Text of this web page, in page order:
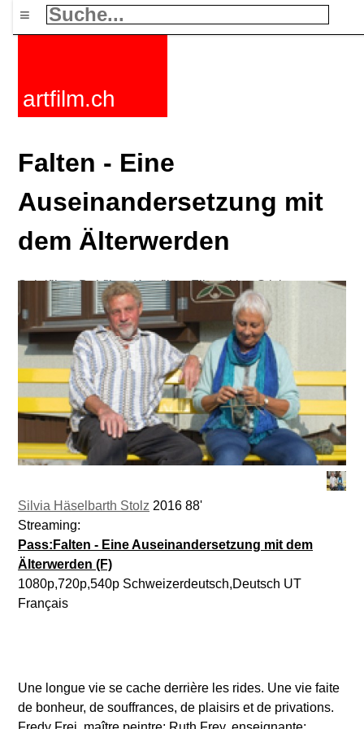
≡
artfilm.ch
Falten - Eine
Auseinandersetzung mit
dem Älterwerden
Silvia Häselbarth Stolz 2016 88'
Streaming:
Pass:Falten - Eine Auseinandersetzung mit dem
Älterwerden (F)
1080p,720p,540p Schweizerdeutsch,Deutsch UT
Français
Une longue vie se cache derrière les rides. Une vie faite
de bonheur, de souffrances, de plaisirs et de privations.
Spielfilme Dokfilme Kurzfilme Filmzyklen Stichworte
Nachrichten
F-Rated FAQ Kontakt Maillist
AGB KaufenAktivierenAbo
216.73.216.36